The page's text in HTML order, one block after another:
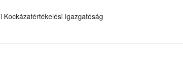
Kockázatértékelési Igazgatóság